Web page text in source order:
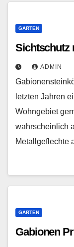
GARTEN
Sichtschutz
ADMIN
letzten Jahren
Wohngebiet
wahrscheinlich
Metallgeflechte
GARTEN
Gabionen